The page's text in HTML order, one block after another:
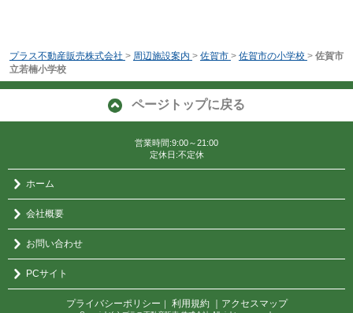
プラス不動産販売株式会社 > 周辺施設案内 > 佐賀市 > 佐賀市の小学校 > 佐賀市
立若楠小学校
ページトップに戻る
営業時間:9:00～21:00
定休日:不定休
ホーム
会社概要
お問い合わせ
PCサイト
プライバシーポリシー ｜ 利用規約 ｜アクセスマップ